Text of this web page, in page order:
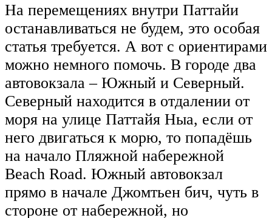
На перемещениях внутри Паттайи
останавливаться не будем, это особая
статья требуется. А вот с ориентирами
можно немного помочь. В городе два
автовокзала – Южный и Северный.
Северный находится в отдалении от
моря на улице Паттайя Ныа, если от
него двигаться к морю, то попадёшь
на начало Пляжной набережной
Beach Road. Южный автовокзал
прямо в начале Джомтьен бич, чуть в
стороне от набережной, но